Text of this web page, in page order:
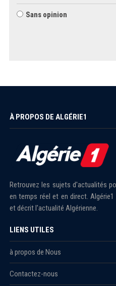
Sans opinion
À PROPOS DE ALGÉRIE1
Retrouvez les sujets d'actualités
en temps réel et en direct.
et décrit l'actualité Algérienne.
LIENS UTILES
à propos de Nous
Contactez-nous